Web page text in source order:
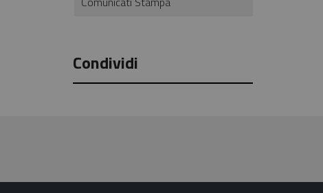
Condividi